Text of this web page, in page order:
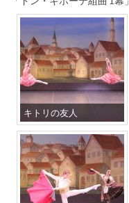
キトリの友人